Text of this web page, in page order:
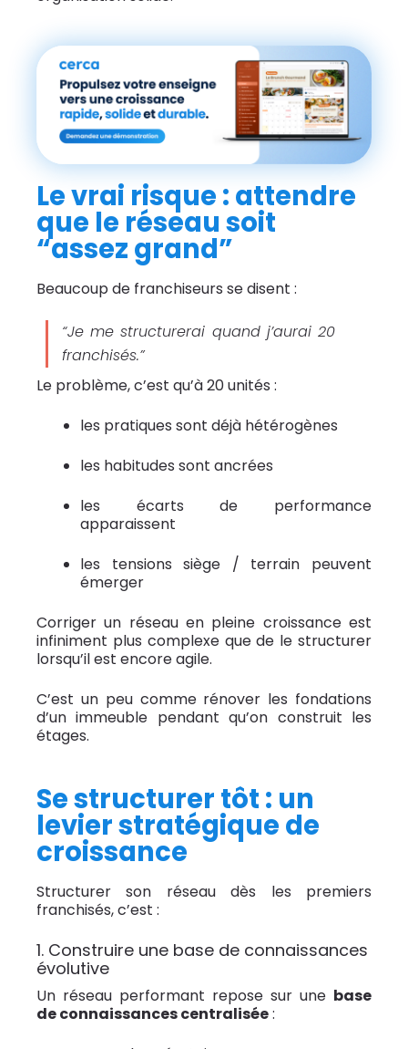
Le vrai risque : attendre
que le réseau soit
“assez grand”
Beaucoup de franchiseurs se disent :
“Je me structurerai quand j’aurai 20
franchisés.”
Le problème, c’est qu’à 20 unités :
les pratiques sont déjà hétérogènes
les habitudes sont ancrées
les écarts de performance
apparaissent
les tensions siège / terrain peuvent
émerger
Corriger un réseau en pleine croissance est
infiniment plus complexe que de le structurer
lorsqu’il est encore agile.
C’est un peu comme rénover les fondations
d’un immeuble pendant qu’on construit les
étages.
Se structurer tôt : un
levier stratégique de
croissance
Structurer son réseau dès les premiers
franchisés, c’est :
1. Construire une base de connaissances
évolutive
Un réseau performant repose sur une base
de connaissances centralisée: